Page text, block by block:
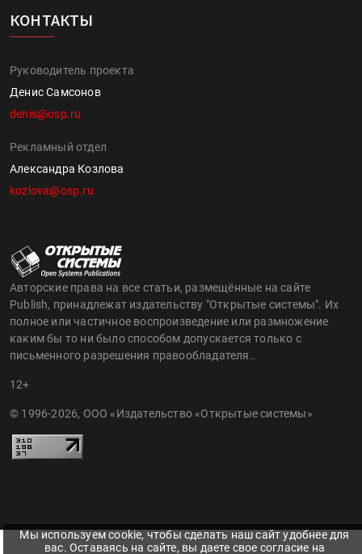
КОНТАКТЫ
Руководитель проекта
Денис Самсонов
denis@osp.ru
Рекламный отдел
Александра Козлова
kozlova@osp.ru
Авторские права на все статьи, размещённые на сайте
Publish, принадлежат издательству "Открытые системы". Их
полное или частичное воспроизведение или размножение
каким бы то ни было способом допускается только с
письменного разрешения правообладателя..
12+
© 1996-2026, ООО «Издательство «Открытые системы»
Мы используем cookie, чтобы сделать наш сайт удобнее для
вас. Оставаясь на сайте, вы даете свое согласие на